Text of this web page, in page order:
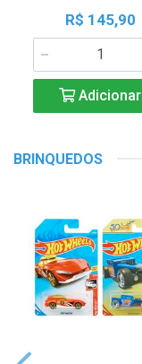
R$ 145,90
Adicionar
BRINQUEDOS